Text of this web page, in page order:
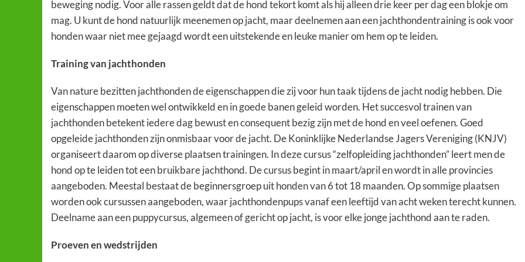
beweging nodig. Voor alle rassen geldt dat de hond tekort komt als hij alleen drie keer per dag een blokje om
mag. U kunt de hond natuurlijk meenemen op jacht, maar deelnemen aan een jachthondentraining is ook voor
honden waar niet mee gejaagd wordt een uitstekende en leuke manier om hem op te leiden.
Training van jachthonden
Van nature bezitten jachthonden de eigenschappen die zij voor hun taak tijdens de jacht nodig hebben. Die
eigenschappen moeten wel ontwikkeld en in goede banen geleid worden. Het succesvol trainen van
jachthonden betekent iedere dag bewust en consequent bezig zijn met de hond en veel oefenen. Goed
opgeleide jachthonden zijn onmisbaar voor de jacht. De Koninklijke Nederlandse Jagers Vereniging (KNJV)
organiseert daarom op diverse plaatsen trainingen. In deze cursus “zelfopleiding jachthonden” leert men de
hond op te leiden tot een bruikbare jachthond. De cursus begint in maart/april en wordt in alle provincies
aangeboden. Meestal bestaat de beginnersgroep uit honden van 6 tot 18 maanden. Op sommige plaatsen
worden ook cursussen aangeboden, waar jachthondenpups vanaf een leeftijd van acht weken terecht kunnen.
Deelname aan een puppycursus, algemeen of gericht op jacht, is voor elke jonge jachthond aan te raden.
Proeven en wedstrijden